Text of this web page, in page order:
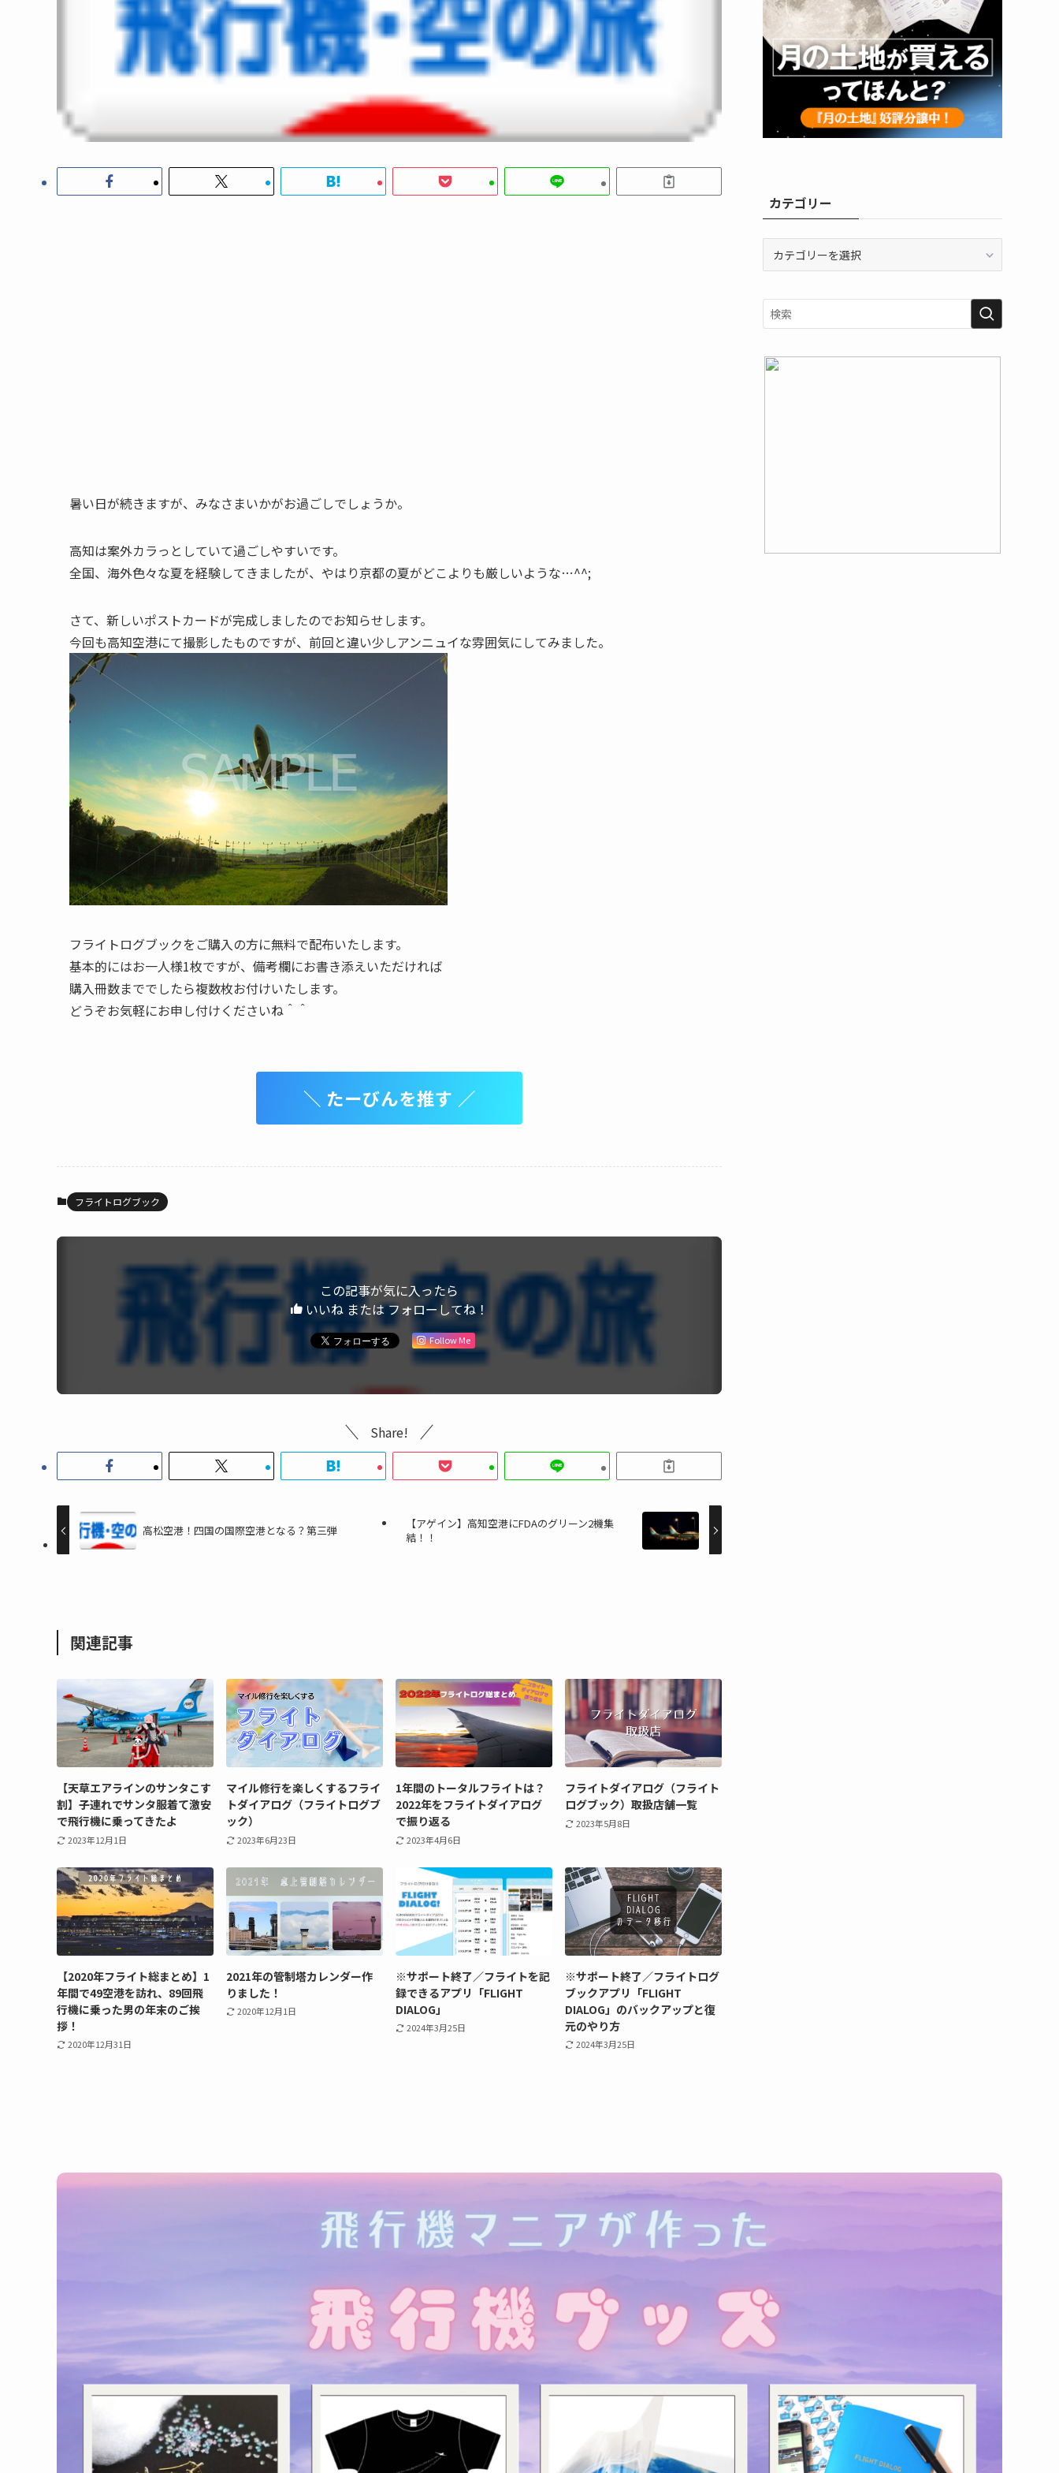
暑い日が続きますが、みなさまいかがお過ごしでしょうか。
高知は案外カラっとしていて過ごしやすいです。
全国、海外色々な夏を経験してきましたが、やはり京都の夏がどこよりも厳しいような…^^;
さて、新しいポストカードが完成しましたのでお知らせします。
今回も高知空港にて撮影したものですが、前回と違い少しアンニュイな雰囲気にしてみました。
フライトログブックをご購入の方に無料で配布いたします。
基本的にはお一人様1枚ですが、備考欄にお書き添えいただければ
購入冊数まででしたら複数枚お付けいたします。
どうぞお気軽にお申し付けくださいね＾＾
＼ たーびんを推す ／
フライトログブック
この記事が気に入ったら
いいね または フォローしてね！
Follow Me
Share!
高松空港！四国の国際空港となる？第三弾
【アゲイン】高知空港にFDAのグリーン2機集
結！！
関連記事
【天草エアラインのサンタこす
割】子連れでサンタ服着て激安
で飛行機に乗ってきたよ
2023年12月1日
マイル修行を楽しくするフライ
トダイアログ（フライトログブ
ック）
2023年6月23日
1年間のトータルフライトは？
2022年をフライトダイアログ
で振り返る
2023年4月6日
フライトダイアログ（フライト
ログブック）取扱店舗一覧
2023年5月8日
【2020年フライト総まとめ】1
年間で49空港を訪れ、89回飛
行機に乗った男の年末のご挨
拶！
2020年12月31日
2021年の管制塔カレンダー作
りました！
2020年12月1日
※サポート終了／フライトを記
録できるアプリ「FLIGHT
DIALOG」
2024年3月25日
※サポート終了／フライトログ
ブックアプリ「FLIGHT
DIALOG」のバックアップと復
元のやり方
2024年3月25日
カテゴリー
リ
ー